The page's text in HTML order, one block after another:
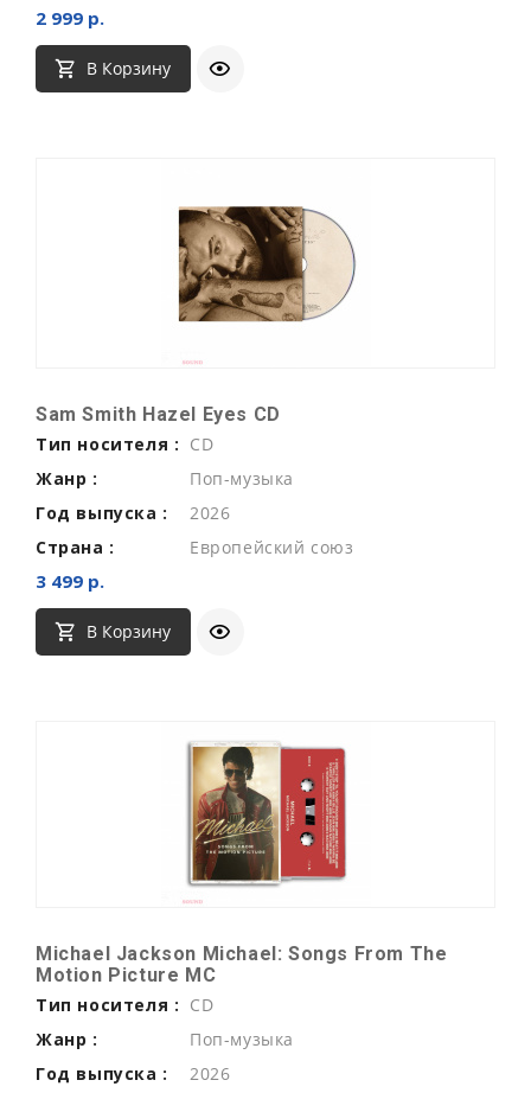
2 999 р.
В Корзину
Sam Smith Hazel Eyes CD
Тип носителя : CD
Жанр :
Поп-музыка
Год выпуска :
2026
Страна :
Европейский союз
3 499 р.
В Корзину
Michael Jackson Michael: Songs From The
Motion Picture MC
Тип носителя : CD
Жанр :
Поп-музыка
Год выпуска :
2026